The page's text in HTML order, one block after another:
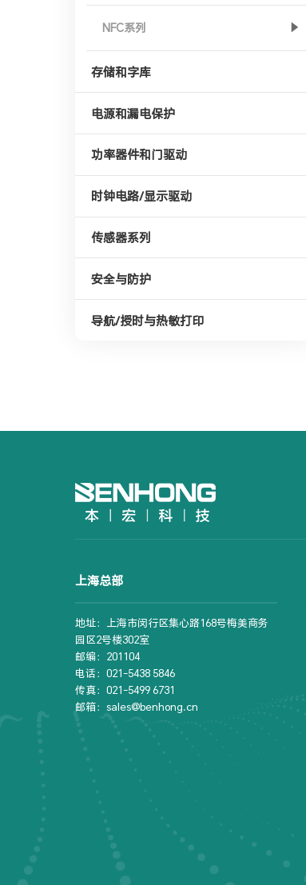
NFC系列
存储和字库
电源和漏电保护
功率器件和门驱动
时钟电路/显示驱动
传感器系列
安全与防护
导航/授时与热敏打印
上海总部
地址：上海市闵行区集心路168号梅美商务
园区2号楼302室
邮编：201104
电话：021-5438 5846
传真：021-5499 6731
邮箱：sales@benhong.cn